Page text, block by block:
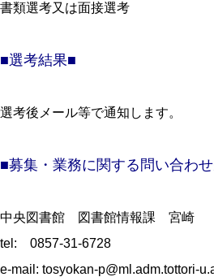
書類選考又は面接選考
■選考結果■
選考後メール等で通知します。
■募集・業務に関する問い合わ
中央図書館 図書館情報課 宮崎
tel: 0857-31-6728
e-mail: tosyokan-p@ml.adm.tottori-